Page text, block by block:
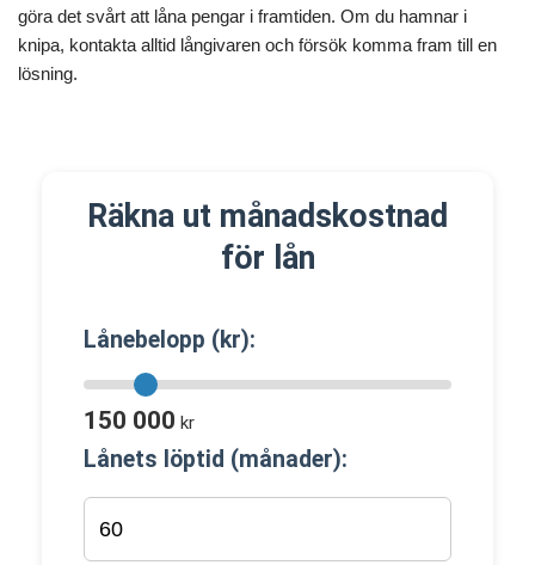
göra det svårt att låna pengar i framtiden. Om du hamnar i
knipa, kontakta alltid långivaren och försök komma fram till en
lösning.
Räkna ut månadskostnad
för lån
Lånebelopp (kr):
150 000 kr
Lånets löptid (månader):